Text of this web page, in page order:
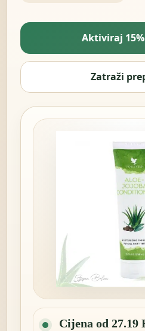
Aktiviraj
Zatraži
Cijena od 27.19